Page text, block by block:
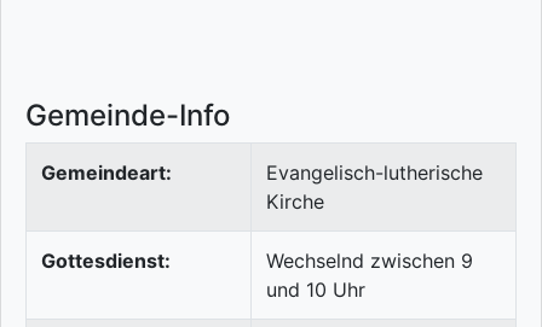
Gemeinde-Info
Gemeindeart:
Evangelisch-lutherische
Kirche
Gottesdienst:
Wechselnd zwischen 9
und 10 Uhr